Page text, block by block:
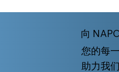
向
您的每
助力我